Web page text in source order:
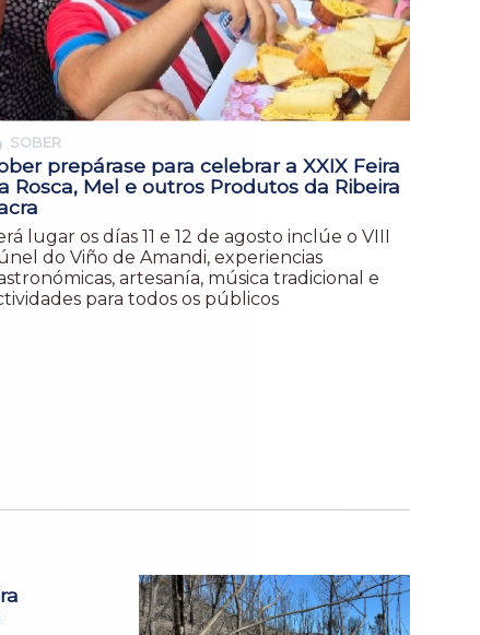
SOBER
prepárase para celebrar a XXIX Feira
Rosca, Mel e outros Produtos da Ribeira
lugar os días 11 e 12 de agosto inclúe o VIII
do Viño de Amandi, experiencias
artesanía, música tradicional e
para todos os públicos